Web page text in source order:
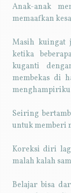
Anak-anak
memaafkan
Masih kuingat
ketika
kuganti
membekas di
Seiring
untuk memberi
Koreksi diri
malah kalah
Belajar bisa